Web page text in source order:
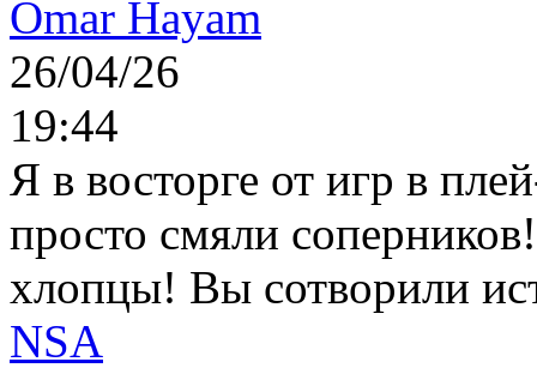
Omar Hayam
26/04/26
19:44
Я в восторге от игр в
просто смяли
хлопцы! Вы сотворили
NSA